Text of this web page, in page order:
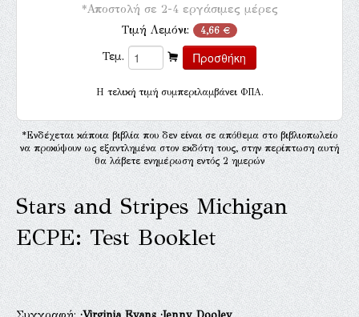
*Αποστολή σε 2-4 εργάσιμες μέρες
Τιμή Λεμόνι: 4,66 €
Τεμ.
H τελική τιμή συμπεριλαμβάνει ΦΠΑ.
*Ενδέχεται κάποια βιβλία που δεν είναι σε απόθεμα στο βιβλιοπωλείο
να προκύψουν ως εξαντλημένα στον εκδότη τους, στην περίπτωση αυτή
θα λάβετε ενημέρωση εντός 2 ημερών
Stars and Stripes Michigan
ECPE: Test Booklet